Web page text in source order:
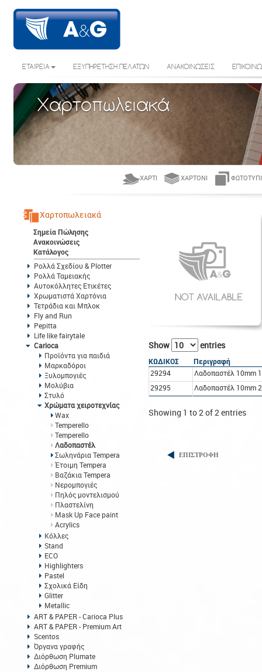
ΕΤΑΙΡΕΙΑ ΕΞΥΠΗΡΕΤΗΣΗ ΠΕΛΑΤΩΝ ΑΝΑΚΟΙΝΩΣΕΙΣ
Χαρτοπωλειακά
ΧΑΡΤΊ ΧΑΡΤΌΝΙ
Χαρτοπωλειακά
Σημεία Πώλησης
Ανακοινώσεις
Κατάλογος
Ρολλά Σχεδίου & Plotter
Ρολλά Ταμειακής
Αυτοκόλλητες Ετικέτες
Χρωματιστά Χαρτόνια
Τετράδια και Μπλοκ
Fly and Run
Pepitta
Life like fairytale
Carioca
Προϊόντα για παιδιά
Μαρκαδόροι
Ξυλομπογιές
Μολύβια
Στυλό
Χρώματα χειροτεχνίας
Wax
Temperello
Temperello
Λαδοπαστέλ
Σωληνάρια Tempera
Έτοιμη Tempera
Βαζάκια Tempera
Νερομπογιές
Πηλός μοντελισμού
Πλαστελίνη
Mask Up Face paint
Acrylics
Κόλλες
Stand
ECO
Highlighters
Pastel
Σχολικά Είδη
Glitter
Metallic
ART & PAPER - Carioca Plus
ART & PAPER - Premium Art
Scentos
Όργανα γραφής
Διόρθωση Plumate
Διόρθωση Premium
Show entries
ΚΩΔΙΚΟΣ
Περιγραφή
29294
Λαδοπαστέλ 10mm
29295
Λαδοπαστέλ 10mm
Showing 1 to 2 of 2 entries
ΕΠΙΣΤΡΟΦΗ